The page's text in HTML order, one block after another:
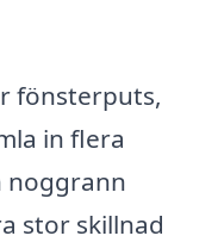
fönsterputs,
in flera
noggrann
stor skillnad